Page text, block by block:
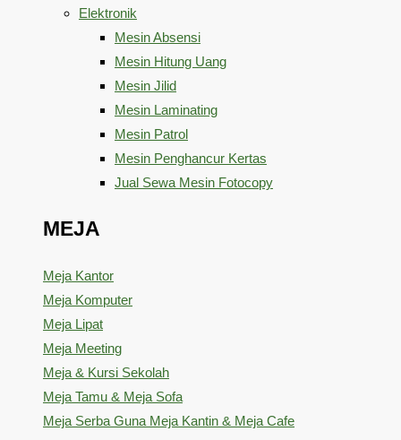
Elektronik
Mesin Absensi
Mesin Hitung Uang
Mesin Jilid
Mesin Laminating
Mesin Patrol
Mesin Penghancur Kertas
Jual Sewa Mesin Fotocopy
MEJA
Meja Kantor
Meja Komputer
Meja Lipat
Meja Meeting
Meja & Kursi Sekolah
Meja Tamu & Meja Sofa
Meja Serba Guna Meja Kantin & Meja Cafe